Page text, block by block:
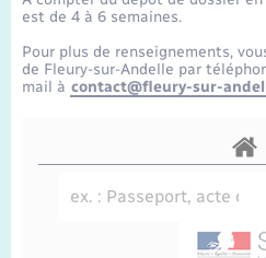
Etat-civil - Papiers -
Mariage – PACS
Recensement
Loisirs
Transports scolaires
Travaux - Autorisation
public
Compétences
Présentation de la
est de 4 à 6 semaines.
Pour plus de renseignements,
de Fleury-sur-Andelle par
mail à contact@fleury-sur-